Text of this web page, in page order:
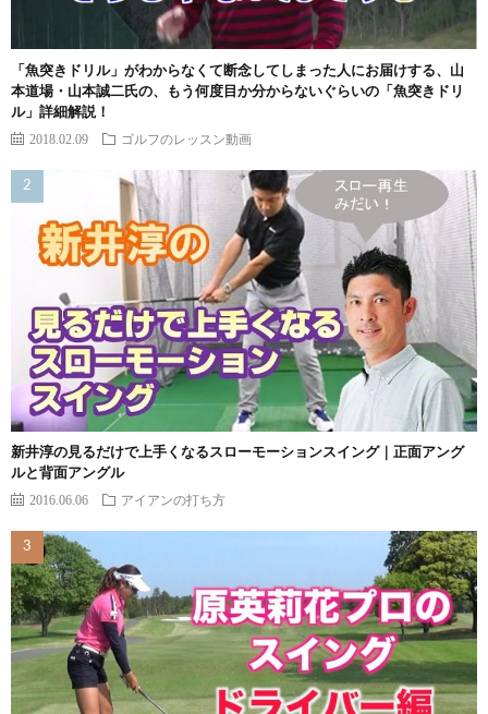
「魚突きドリル」がわからなくて断念してしまった人にお届けする、山
本道場・山本誠二氏の、もう何度目か分からないぐらいの「魚突きドリ
ル」詳細解説！
2018.02.09 ゴルフのレッスン動画
新井淳の見るだけで上手くなるスローモーションスイング｜正面アング
ルと背面アングル
2016.06.06 アイアンの打ち方